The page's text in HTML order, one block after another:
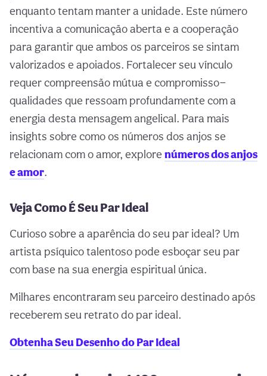
enquanto tentam manter a unidade. Este número
incentiva a comunicação aberta e a cooperação
para garantir que ambos os parceiros se sintam
valorizados e apoiados. Fortalecer seu vínculo
requer compreensão mútua e compromisso—
qualidades que ressoam profundamente com a
energia desta mensagem angelical. Para mais
insights sobre como os números dos anjos se
relacionam com o amor, explore números dos anjos
e amor.
Veja Como É Seu Par Ideal
Curioso sobre a aparência do seu par ideal? Um
artista psíquico talentoso pode esboçar seu par
com base na sua energia espiritual única.
Milhares encontraram seu parceiro destinado após
receberem seu retrato do par ideal.
Obtenha Seu Desenho do Par Ideal